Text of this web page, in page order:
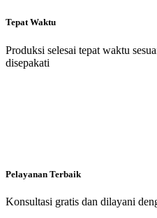
Tepat Waktu
Produksi selesai tepat waktu
disepakati
Pelayanan Terbaik
Konsultasi gratis dan dilayani